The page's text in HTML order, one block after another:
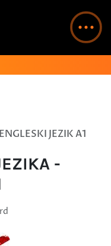
JEZIK A1
-